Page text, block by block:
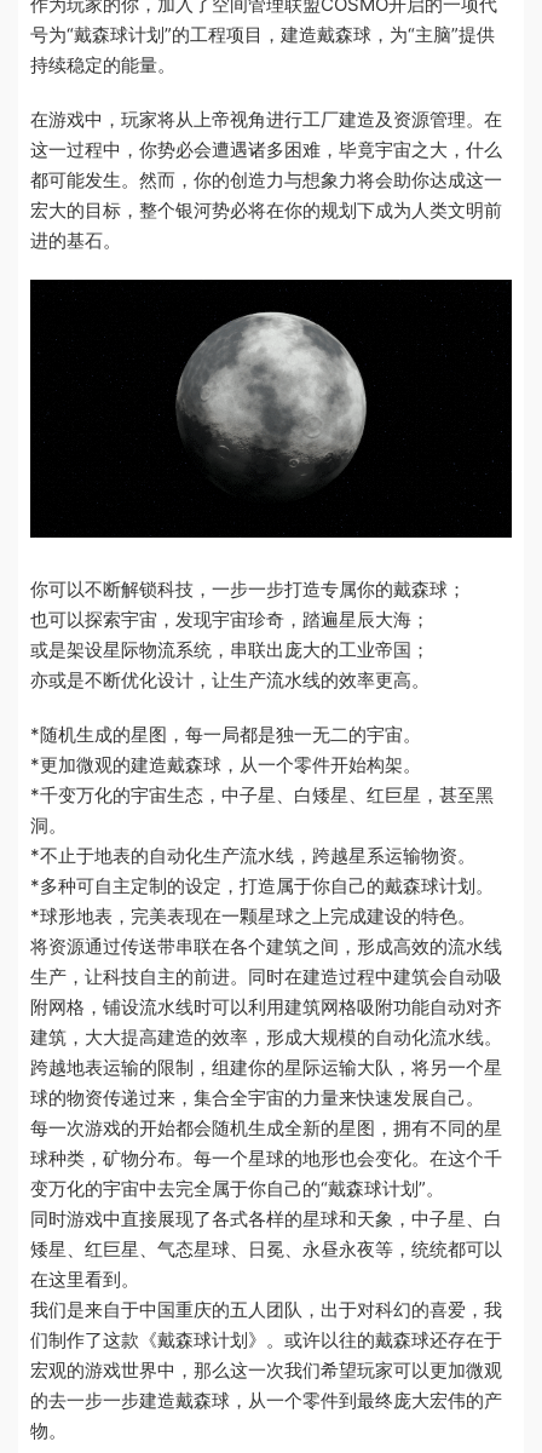
作为玩家的你，加入了空间管理联盟COSMO开启的一项代
号为“戴森球计划”的工程项目，建造戴森球，为“主脑”提供
持续稳定的能量。
在游戏中，玩家将从上帝视角进行工厂建造及资源管理。在
这一过程中，你势必会遭遇诸多困难，毕竟宇宙之大，什么
都可能发生。然而，你的创造力与想象力将会助你达成这一
宏大的目标，整个银河势必将在你的规划下成为人类文明前
进的基石。
你可以不断解锁科技，一步一步打造专属你的戴森球；
也可以探索宇宙，发现宇宙珍奇，踏遍星辰大海；
或是架设星际物流系统，串联出庞大的工业帝国；
亦或是不断优化设计，让生产流水线的效率更高。
*随机生成的星图，每一局都是独一无二的宇宙。
*更加微观的建造戴森球，从一个零件开始构架。
*千变万化的宇宙生态，中子星、白矮星、红巨星，甚至黑
洞。
*不止于地表的自动化生产流水线，跨越星系运输物资。
*多种可自主定制的设定，打造属于你自己的戴森球计划。
*球形地表，完美表现在一颗星球之上完成建设的特色。
将资源通过传送带串联在各个建筑之间，形成高效的流水线
生产，让科技自主的前进。同时在建造过程中建筑会自动吸
附网格，铺设流水线时可以利用建筑网格吸附功能自动对齐
建筑，大大提高建造的效率，形成大规模的自动化流水线。
跨越地表运输的限制，组建你的星际运输大队，将另一个星
球的物资传递过来，集合全宇宙的力量来快速发展自己。
每一次游戏的开始都会随机生成全新的星图，拥有不同的星
球种类，矿物分布。每一个星球的地形也会变化。在这个千
变万化的宇宙中去完全属于你自己的“戴森球计划”。
同时游戏中直接展现了各式各样的星球和天象，中子星、白
矮星、红巨星、气态星球、日冕、永昼永夜等，统统都可以
在这里看到。
我们是来自于中国重庆的五人团队，出于对科幻的喜爱，我
们制作了这款《戴森球计划》。或许以往的戴森球还存在于
宏观的游戏世界中，那么这一次我们希望玩家可以更加微观
的去一步一步建造戴森球，从一个零件到最终庞大宏伟的产
物。